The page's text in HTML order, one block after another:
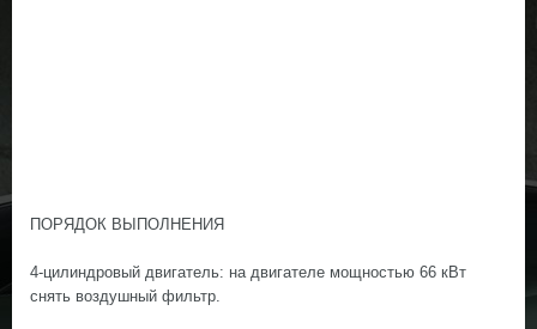
ПОРЯДОК ВЫПОЛНЕНИЯ
4-цилиндровый двигатель: на двигателе мощностью 66 кВт
снять воздушный фильтр.